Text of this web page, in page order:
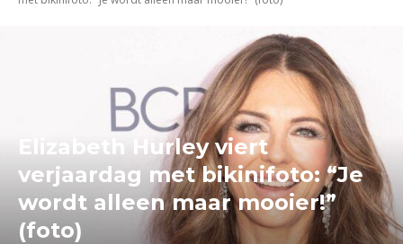
Elizabeth Hurley viert
verjaardag met bikinifoto: “Je
wordt alleen maar mooier!”
(foto)